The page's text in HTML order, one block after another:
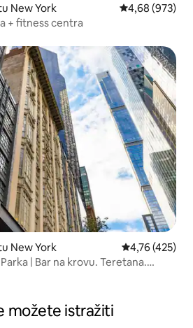
New York Prosječna
4,68 (973)
+ fitness centra
New York Prosječna
4,76 (425)
| Bar na krovu. Teretana.
možete istražiti